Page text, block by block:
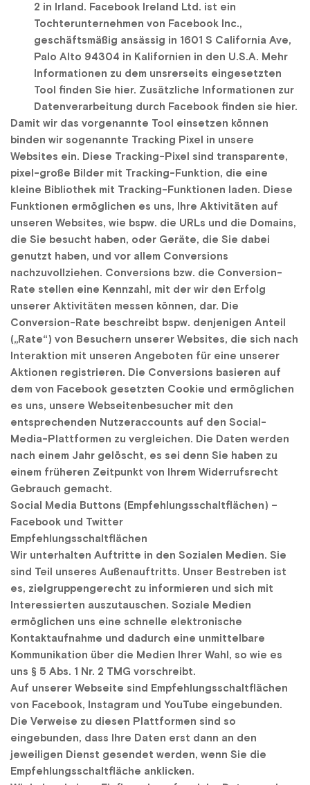
2 in Irland. Facebook Ireland Ltd. ist ein
Tochterunternehmen von Facebook Inc.,
geschäftsmäßig ansässig in 1601 S California Ave,
Palo Alto 94304 in Kalifornien in den U.S.A. Mehr
Informationen zu dem unsrerseits eingesetzten
Tool finden Sie hier. Zusätzliche Informationen zur
Datenverarbeitung durch Facebook finden sie hier.
Damit wir das vorgenannte Tool einsetzen können
binden wir sogenannte Tracking Pixel in unsere
Websites ein. Diese Tracking-Pixel sind transparente,
pixel-große Bilder mit Tracking-Funktion, die eine
kleine Bibliothek mit Tracking-Funktionen laden. Diese
Funktionen ermöglichen es uns, Ihre Aktivitäten auf
unseren Websites, wie bspw. die URLs und die Domains,
die Sie besucht haben, oder Geräte, die Sie dabei
genutzt haben, und vor allem Conversions
nachzuvollziehen. Conversions bzw. die Conversion-
Rate stellen eine Kennzahl, mit der wir den Erfolg
unserer Aktivitäten messen können, dar. Die
Conversion-Rate beschreibt bspw. denjenigen Anteil
(„Rate“) von Besuchern unserer Websites, die sich nach
Interaktion mit unseren Angeboten für eine unserer
Aktionen registrieren. Die Conversions basieren auf
dem von Facebook gesetzten Cookie und ermöglichen
es uns, unsere Webseitenbesucher mit den
entsprechenden Nutzeraccounts auf den Social-
Media-Plattformen zu vergleichen. Die Daten werden
nach einem Jahr gelöscht, es sei denn Sie haben zu
einem früheren Zeitpunkt von Ihrem Widerrufsrecht
Gebrauch gemacht.
Social Media Buttons (Empfehlungsschaltflächen) –
Facebook und Twitter
Empfehlungsschaltflächen
Wir unterhalten Auftritte in den Sozialen Medien. Sie
sind Teil unseres Außenauftritts. Unser Bestreben ist
es, zielgruppengerecht zu informieren und sich mit
Interessierten auszutauschen. Soziale Medien
ermöglichen uns eine schnelle elektronische
Kontaktaufnahme und dadurch eine unmittelbare
Kommunikation über die Medien Ihrer Wahl, so wie es
uns § 5 Abs. 1 Nr. 2 TMG vorschreibt.
Auf unserer Webseite sind Empfehlungsschaltflächen
von Facebook, Instagram und YouTube eingebunden.
Die Verweise zu diesen Plattformen sind so
eingebunden, dass Ihre Daten erst dann an den
jeweiligen Dienst gesendet werden, wenn Sie die
Empfehlungsschaltfläche anklicken.